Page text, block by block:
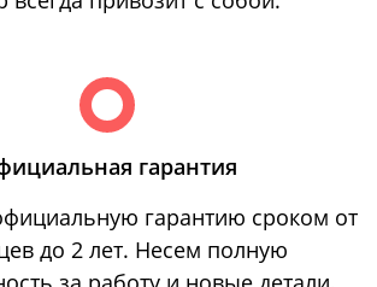
гарантия
гарантию сроком от
до 2 лет. Несем полную